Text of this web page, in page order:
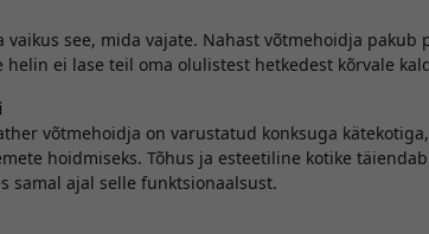
see, mida vajate. Nahast võtmehoidja pakub
ei lase teil oma olulistest hetkedest kõrvale
võtmehoidja on varustatud konksuga
hoidmiseks. Tõhus ja esteetiline kotike
samal ajal selle funktsionaalsust.